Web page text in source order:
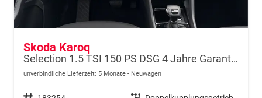
Skoda Karoq
Selection 1.5 TSI 150 PS DSG 4 Jahre Garantie-Keyless Start-AppleCarPlay-AndroidAuto-Sunset-Tempomat-2-Zonen-Klima-16''Alu
unverbindliche Lieferzeit: 5 Monate Neuwagen